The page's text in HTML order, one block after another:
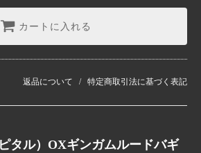
カートに入れる
返品について 特定商取引法に基づく表記
タル）OXギンガムルードバギ